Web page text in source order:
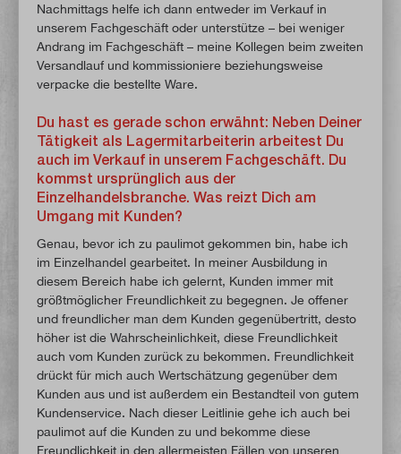
Nachmittags helfe ich dann entweder im Verkauf in
unserem Fachgeschäft oder unterstütze – bei weniger
Andrang im Fachgeschäft – meine Kollegen beim zweiten
Versandlauf und kommissioniere beziehungsweise
verpacke die bestellte Ware.
Du hast es gerade schon erwähnt: Neben Deiner
Tätigkeit als Lagermitarbeiterin arbeitest Du
auch im Verkauf in unserem Fachgeschäft. Du
kommst ursprünglich aus der
Einzelhandelsbranche. Was reizt Dich am
Umgang mit Kunden?
Genau, bevor ich zu paulimot gekommen bin, habe ich
im Einzelhandel gearbeitet. In meiner Ausbildung in
diesem Bereich habe ich gelernt, Kunden immer mit
größtmöglicher Freundlichkeit zu begegnen. Je offener
und freundlicher man dem Kunden gegenübertritt, desto
höher ist die Wahrscheinlichkeit, diese Freundlichkeit
auch vom Kunden zurück zu bekommen. Freundlichkeit
drückt für mich auch Wertschätzung gegenüber dem
Kunden aus und ist außerdem ein Bestandteil von gutem
Kundenservice. Nach dieser Leitlinie gehe ich auch bei
paulimot auf die Kunden zu und bekomme diese
Freundlichkeit in den allermeisten Fällen von unseren